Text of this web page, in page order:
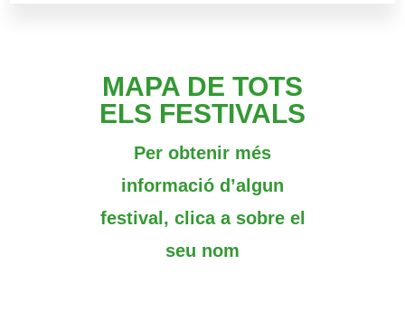
MAPA DE TOTS
ELS FESTIVALS
Per obtenir més
informació d’algun
festival, clica a sobre el
seu nom